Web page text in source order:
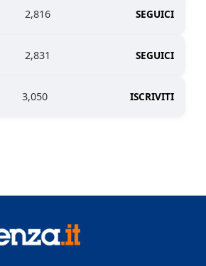
2,816 SEGUICI
2,831 SEGUICI
3,050 ISCRIVITI